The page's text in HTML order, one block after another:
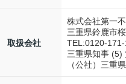
取扱会社
株式会社第一
三重県鈴鹿市
TEL:0120-
三重県知事 (5)
（公社）三重